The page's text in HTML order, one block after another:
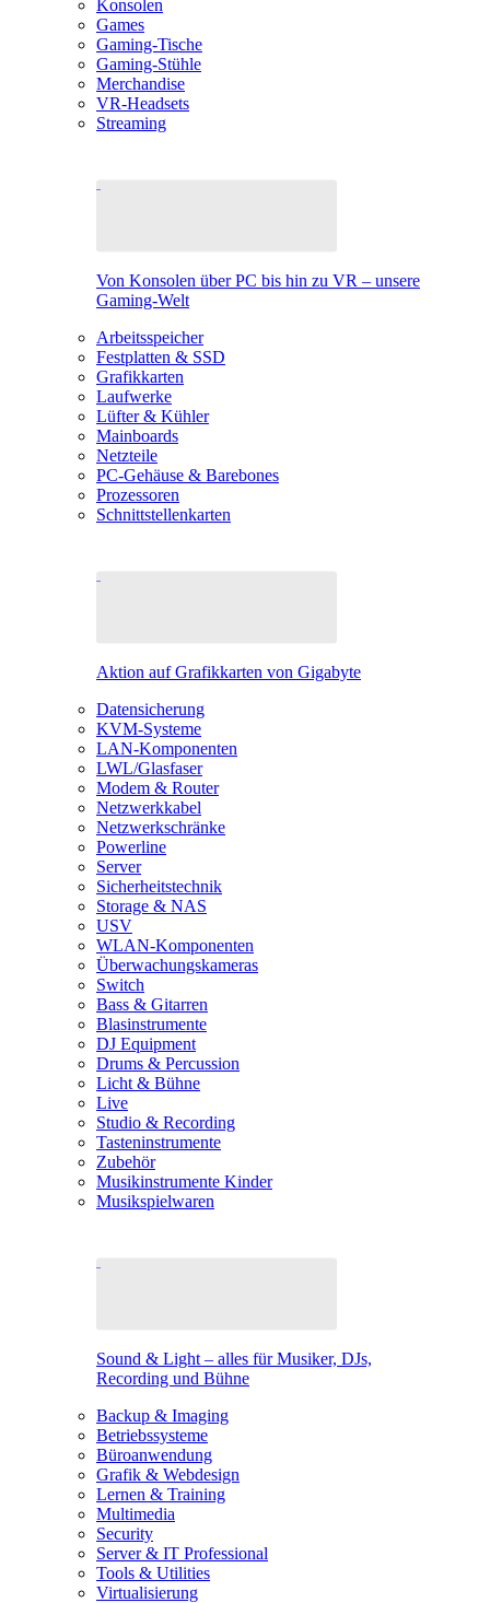
Konsolen
Games
Gaming-Tische
Gaming-Stühle
Merchandise
VR-Headsets
Streaming
Von Konsolen über PC bis hin zu VR – unsere
Gaming-Welt
Arbeitsspeicher
Festplatten & SSD
Grafikkarten
Laufwerke
Lüfter & Kühler
Mainboards
Netzteile
PC-Gehäuse & Barebones
Prozessoren
Schnittstellenkarten
Aktion auf Grafikkarten von Gigabyte
Datensicherung
KVM-Systeme
LAN-Komponenten
LWL/Glasfaser
Modem & Router
Netzwerkkabel
Netzwerkschränke
Powerline
Server
Sicherheitstechnik
Storage & NAS
USV
WLAN-Komponenten
Überwachungskameras
Switch
Bass & Gitarren
Blasinstrumente
DJ Equipment
Drums & Percussion
Licht & Bühne
Live
Studio & Recording
Tasteninstrumente
Zubehör
Musikinstrumente Kinder
Musikspielwaren
Sound & Light – alles für Musiker, DJs,
Recording und Bühne
Backup & Imaging
Betriebssysteme
Büroanwendung
Grafik & Webdesign
Lernen & Training
Multimedia
Security
Server & IT Professional
Tools & Utilities
Virtualisierung